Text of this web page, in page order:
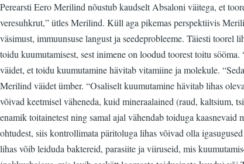
Perearsti Eero Merilind nõustub kaudselt Absaloni väitega, et
veresuhkrut,” ütles Merilind. Küll aga pikemas perspektiivis
väsimust, immuunsuse langust ja seedeprobleeme. Täiesti
toidu kuumutamisest, sest inimene on loodud toorest toitu
väidet, et toidu kuumutamine hävitab vitamiine ja molekule.
Merilind väidet ümber. “Osaliselt kuumutamine hävitab lihas
võivad keetmisel väheneda, kuid mineraalained (raud, kaltsium,
enamik toitainetest ning samal ajal vähendab toiduga
ohtudest, siis kontrollimata päritoluga lihas võivad olla
lihas võib leiduda baktereid, parasiite ja viiruseid, mis